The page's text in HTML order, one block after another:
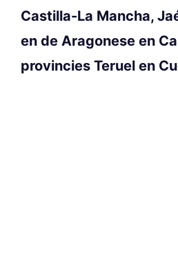
Castilla-La Mancha,
en de Aragonese en
provincies Teruel en